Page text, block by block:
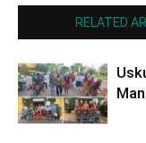
RELATED